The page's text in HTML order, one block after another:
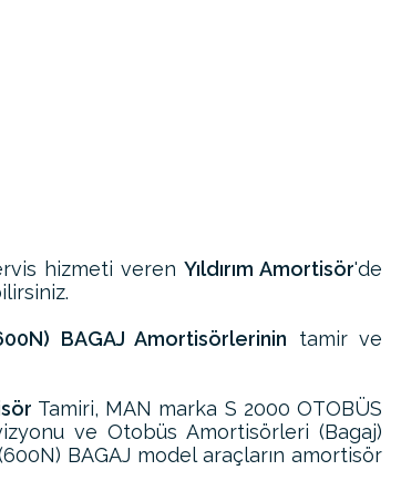
hizmeti verenYıldırım Amortisör'de
BAGAJ Amortisörlerinin tamir ve
Tamiri, MAN marka S 2000 OTOBÜS
ve Otobüs Amortisörleri (Bagaj)
BAGAJ model araçların amortisör